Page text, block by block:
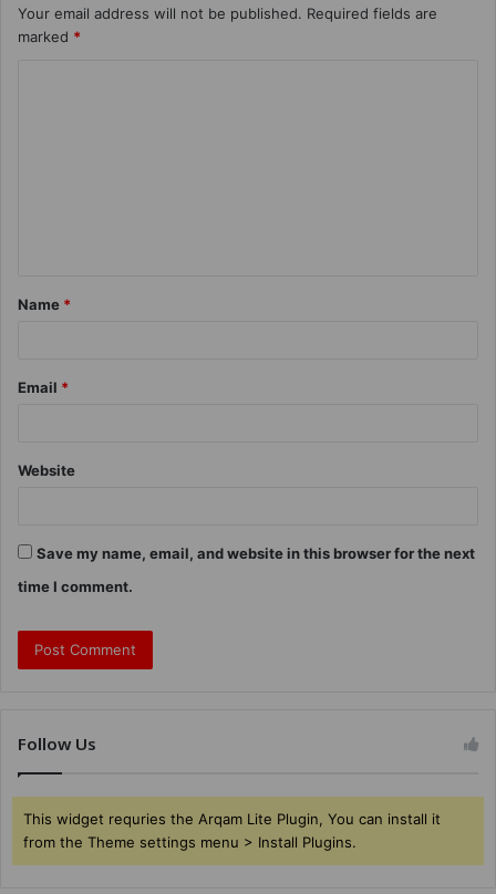
Your email address will not be published. Required fields are
marked *
Name *
Email *
Website
Save my name, email, and website in this browser for the next
time I comment.
Follow Us
This widget requries the Arqam Lite Plugin, You can install it
from the Theme settings menu > Install Plugins.